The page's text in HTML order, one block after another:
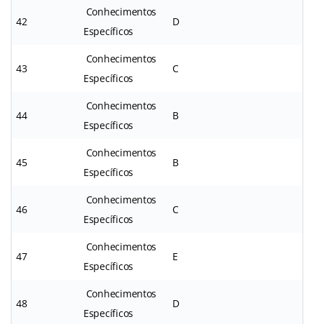
42
Conhecimentos
Específicos
D
43
Conhecimentos
Específicos
C
44
Conhecimentos
Específicos
B
45
Conhecimentos
Específicos
B
46
Conhecimentos
Específicos
C
47
Conhecimentos
Específicos
E
48
Conhecimentos
Específicos
D